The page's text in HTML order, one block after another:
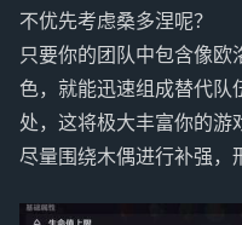
不优先考虑桑多涅呢？
只要你的团队中包含像欧
色，就能迅速组成替代队
处，这将极大丰富你的游
尽量围绕木偶进行补强，